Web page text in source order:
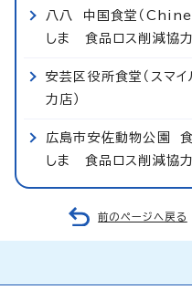
八八 中国食堂（
しま 食品ロス削減協力
安芸区役所食堂（スマ
力店）
広島市安佐動物公園 食
しま 食品ロス削減協力
前のページへ戻る